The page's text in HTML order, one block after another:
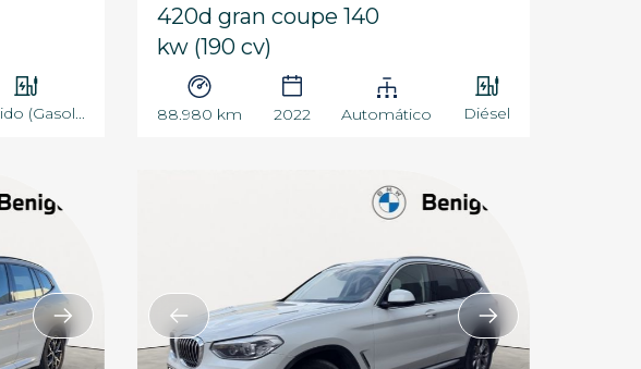
(Gasol...
420d gran coupe 140
kw (190 cv)
88.980 km 2022 Automático Diésel